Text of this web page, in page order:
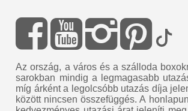
Az ország, a város és a szálloda
sarokban mindig a legmagasabb
míg árként a legolcsóbb utazás díja
között nincsen összefüggés. A